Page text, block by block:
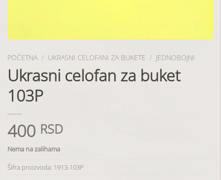
POČETNA / UKRASNI CELOFANI ZA BUKETE / JEDNOBOJNI
Ukrasni celofan za buket
103P
400 RSD
Nema na zalihama
Šifra proizvoda: 1913-103P